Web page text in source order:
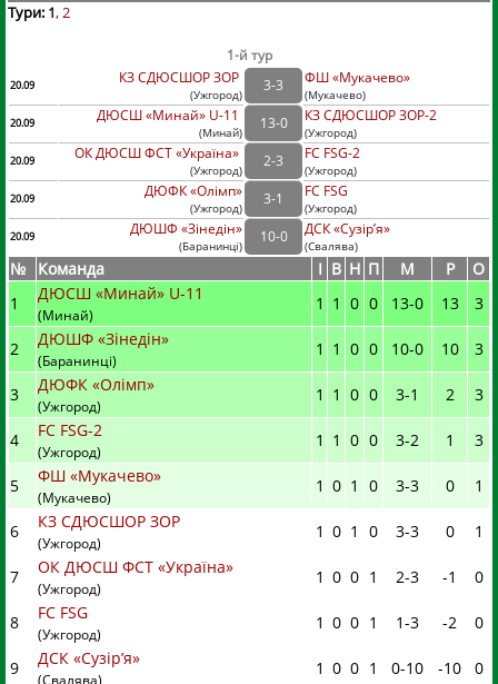
Тури: 1 2
1-й тур
20.09 КЗ СДЮСШОР ЗОР
(Ужгород)
3-3 ФШ «Мукачево»
(Мукачево)
20.09
ДЮСШ «Минай» U-11
(Минай)
13-0 КЗ СДЮСШОР ЗОР-2
(Ужгород)
20.09
ОК ДЮСШ ФСТ «Україна»
(Ужгород)
2-3 FC FSG-2
(Ужгород)
20.09
ДЮФК «Олімп»
(Ужгород)
3-1 FC FSG
(Ужгород)
20.09
ДЮШФ «Зінедін»
(Баранинці)
10-0 ДСК «Сузір’я»
(Свалява)
№ Команда I В Н П М Р
О
1
ДЮСШ «Минай» U-11
(Минай)
1 1 0 0 13-0 13 3
2 ДЮШФ «Зінедін»
(Баранинці)
1 1 0 0 10-0 10 3
3 ДЮФК «Олімп»
(Ужгород)
1 1 0 0 3-1 2 3
4 FC FSG-2
(Ужгород)
1 1 0 0 3-2 1 3
5 ФШ «Мукачево»
(Мукачево)
1 0 1 0 3-3 0 1
6 КЗ СДЮСШОР ЗОР
(Ужгород)
1 0 1 0 3-3 0 1
7 ОК ДЮСШ ФСТ «Україна»
(Ужгород)
1 0 0 1 2-3 -1 0
8 FC FSG
(Ужгород)
1 0 0 1 1-3 -2 0
9 ДСК «Сузір’я»
(Свалява)
1 0 0 1 0-10 -10 0